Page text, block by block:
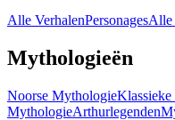
Alle VerhalenPersonagesAlle
Mythologieën
Noorse Mythologie
MythologieArthurlegenden